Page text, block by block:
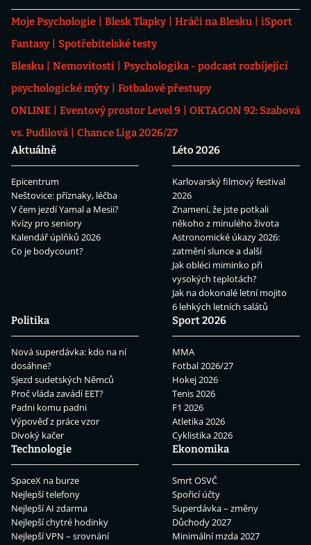
Moje Psychologie Blesk Tlapky Hráči na Blesku
iSport
Fantasy
Spotřebitelské testy
Blesku
Nemovitosti
Psychologika - podcast rozbíjející
psychologické mýty
Fotbalové přestupy
ONLINE
Eventový prostor Level 9
OKTAGON 92: Szabová
vs. Pudilová
Chance Liga 2026/27
Aktuálně
Epicentrum
Neštovice: příznaky, léčba
V čem jezdí Yamal a Mesii?
Kvízy pro seniory
Kalendář úplňků 2026
Co je bodycount?
Léto 2026
Karlovarský filmový festival
2026
Znamení, že jste potkali
někoho z minulého života
Astronomické úkazy 2026:
zatmění slunce a další
Jak obléci miminko při
vysokých teplotách?
Jak na dokonalé letní mojito
6 lehkých letních salátů
Politika
Nová superdávka: kdo na ní
dosáhne?
Sjezd sudetských Němců
Proč vláda zavádí EET?
Padni komu padni
Výpověď z práce vzor
Divoký kačer
Sport 2026
MMA
Fotbal 2026/27
Hokej 2026
Tenis 2026
F1 2026
Atletika 2026
Cyklistika 2026
Technologie
SpaceX na burze
Nejlepší telefony
Nejlepší AI zdarma
Nejlepší chytré hodinky
Nejlepší VPN – srovnání
Ekonomika
Smrt OSVČ
Spořicí účty
Superdávka – změny
Důchody 2027
Minimální mzda 2027